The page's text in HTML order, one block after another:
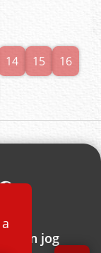
14 15
16
jog